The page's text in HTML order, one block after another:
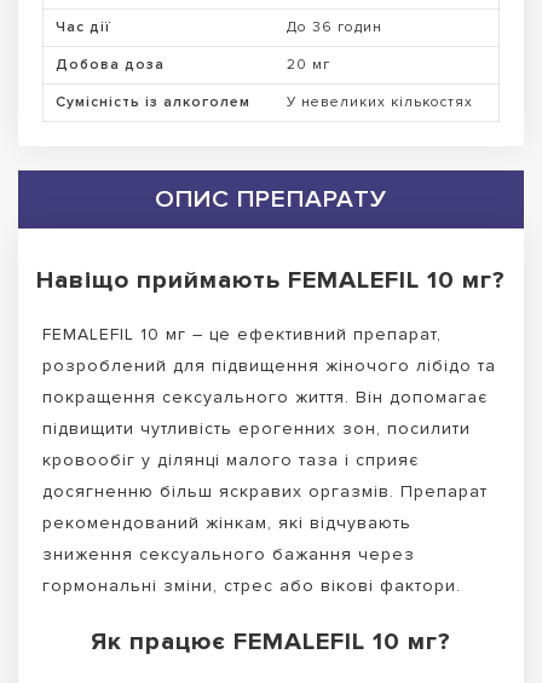
Час дії До 36 годин
Добова доза 20 мг
Сумісність із алкоголем У невеликих кількостях
ОПИС ПРЕПАРАТУ
Навіщо приймають FEMALEFIL 10 мг?
FEMALEFIL 10 мг – це ефективний препарат,
розроблений для підвищення жіночого лібідо та
покращення сексуального життя. Він допомагає
підвищити чутливість ерогенних зон, посилити
кровообіг у ділянці малого таза і сприяє
досягненню більш яскравих оргазмів. Препарат
рекомендований жінкам, які відчувають
зниження сексуального бажання через
гормональні зміни, стрес або вікові фактори.
Як працює FEMALEFIL 10 мг?